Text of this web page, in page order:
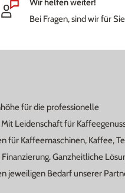
Wir helfen weiter!
Bei Fragen, sind wir für
für die professionelle
Leidenschaft für
für Kaffeemaschinen, Kaffee,
Ganzheitliche
jeweiligen Bedarf unserer